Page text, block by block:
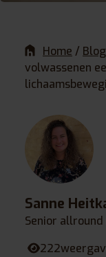
Home / Blog
volwassenen
Sanne
Senior
222